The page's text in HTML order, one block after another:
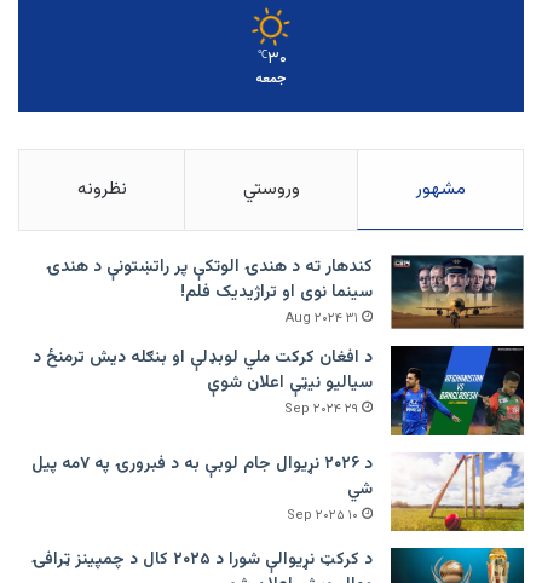
۳۰℃
جمعه
مشهور وروستي نظرونه
کندهار ته د هندۍ الوتکې پر راتښتونې د هندۍ
سینما نوی او تراژيديک فلم!
۳۱ Aug ۲۰۲۴
د افغان کرکت ملي لوبډلې او بنګله دیش ترمنځ د
سیالیو نیټې اعلان شوې
۲۹ Sep ۲۰۲۴
د ۲۰۲۶ نړیوال جام لوبې به د فبرورۍ په ۷مه پیل
شي
۱۰ Sep ۲۰۲۵
د کرکټ نړیوالې شورا د ۲۰۲۵ کال د چمپینز ټرافۍ